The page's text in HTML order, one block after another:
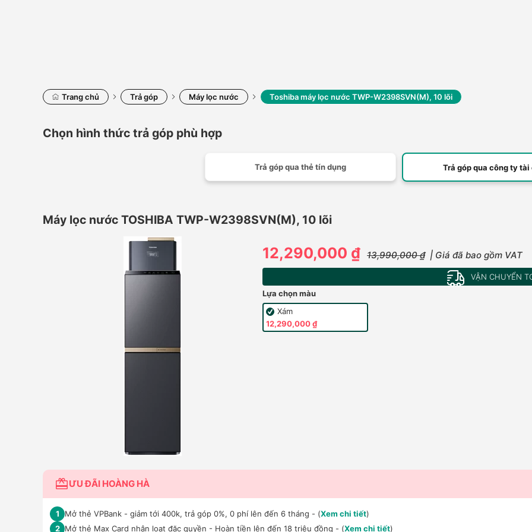
Trang chủ Trả góp Máy lọc nước Toshiba máy lọc nước TWP-W2398SVN(M), 10 lõi
Chọn hình thức trả góp phù hợp
Trả góp qua thẻ tín dụng Trả góp qua công ty tài
Máy lọc nước TOSHIBA TWP-W2398SVN(M), 10 lõi
12,290,000 ₫ 13,990,000 ₫ | Giá đã bao gồm VAT
VẬN CHUYỂN
Lựa chọn màu
Xám
12,290,000 ₫
ƯU ĐÃI HOÀNG HÀ
1 Mở thẻ VPBank - giảm tới 400k, trả góp 0%, 0 phí lên đến 6 tháng - (Xem chi tiết)
2 Mở thẻ Max Card nhận loạt đặc quyền - Hoàn tiền lên đến 18 triệu đồng - (Xem chi tiết)